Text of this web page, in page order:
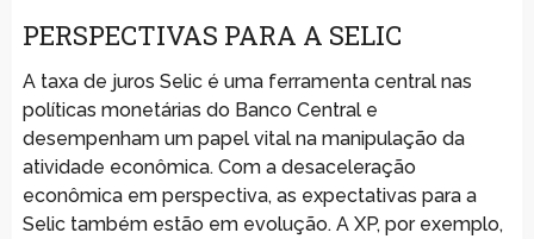
PERSPECTIVAS PARA A SELIC
A taxa de juros Selic é uma ferramenta central nas
políticas monetárias do Banco Central e
desempenham um papel vital na manipulação da
atividade econômica. Com a desaceleração
econômica em perspectiva, as expectativas para a
Selic também estão em evolução. A XP, por exemplo,